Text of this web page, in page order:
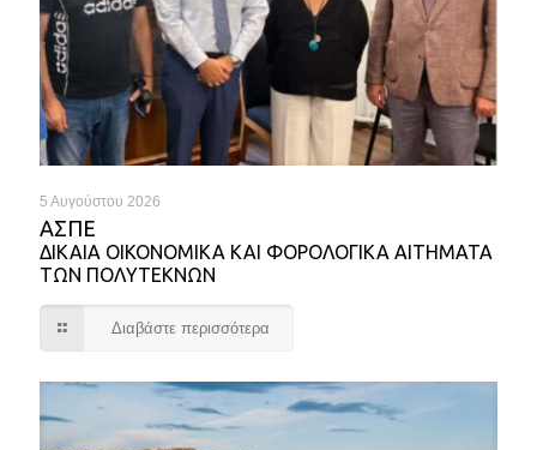
5 Αυγούστου 2026
ΑΣΠΕ
ΔΙΚΑΙΑ ΟΙΚΟΝΟΜΙΚΑ ΚΑΙ ΦΟΡΟΛΟΓΙΚΑ ΑΙΤΗΜΑΤΑ
ΤΩΝ ΠΟΛΥΤΕΚΝΩΝ
Διαβάστε περισσότερα